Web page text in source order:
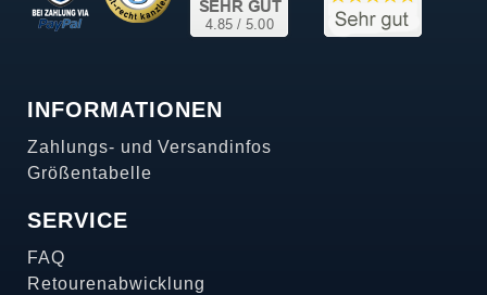
INFORMATIONEN
Zahlungs- und Versandinfos
Größentabelle
SERVICE
FAQ
Retourenabwicklung